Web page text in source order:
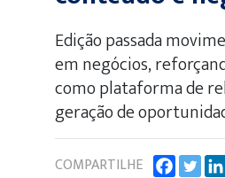
Edição passada
em negócios,
como plataforma de
geração de
COMPARTILHE